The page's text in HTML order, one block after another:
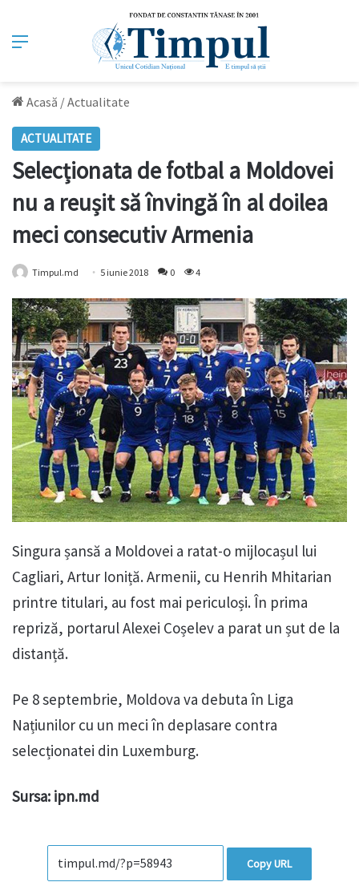
Meniu
Acasă /Actualitate
ACTUALITATE
Selecționata de fotbal a Moldovei
nu a reușit să învingă în al doilea
meci consecutiv Armenia
Timpul.md 5 iunie 2018 0 4
Singura șansă a Moldovei a ratat-o mijlocașul lui
Cagliari, Artur Ioniță. Armenii, cu Henrih Mhitarian
printre titulari, au fost mai periculoși. În prima
repriză, portarul Alexei Coșelev a parat un șut de la
distanță.
Pe 8 septembrie, Moldova va debuta în Liga
Națiunilor cu un meci în deplasare contra
selecționatei din Luxemburg.
Sursa: ipn.md
Copy URL